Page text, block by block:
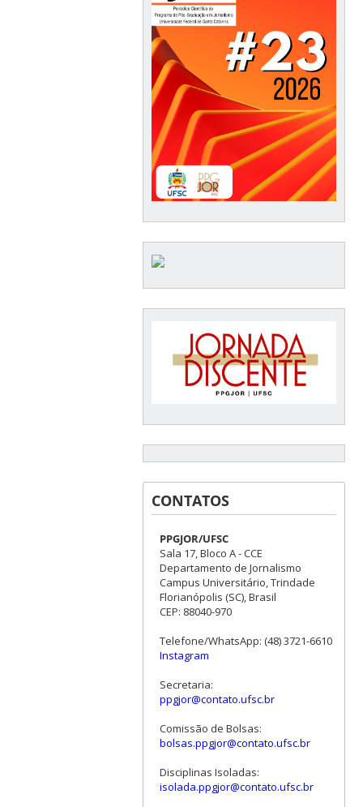
CONTATOS
PPGJOR/UFSC
Sala 17, Bloco A - CCE
Departamento de Jornalismo
Campus Universitário, Trindade
Florianópolis (SC), Brasil
CEP: 88040-970
Telefone/WhatsApp: (48) 3721-6610
Instagram
Secretaria:
ppgjor@contato.ufsc.br
Comissão de Bolsas:
bolsas.ppgjor@contato.ufsc.br
Disciplinas Isoladas:
isolada.ppgjor@contato.ufsc.br